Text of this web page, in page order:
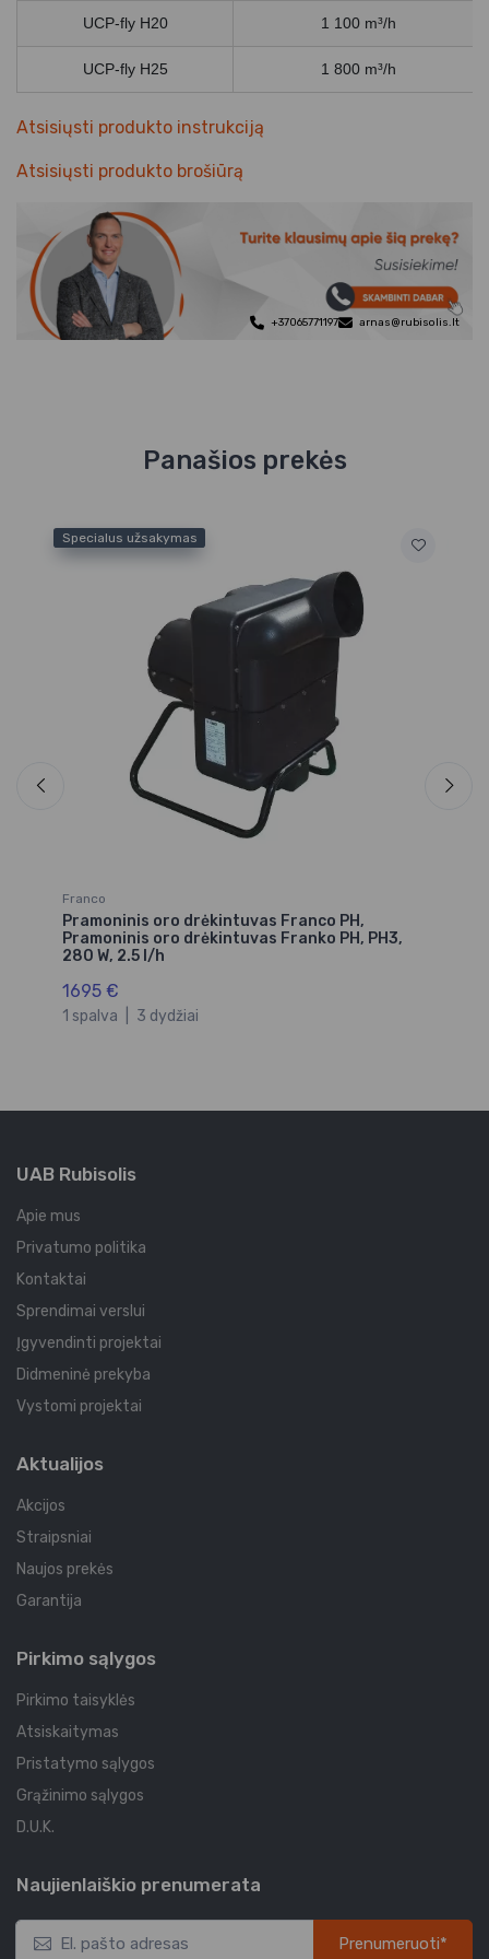
UCP-fly H20 1 100 m³/h
UCP-fly H25 1 800 m³/h
Atsisiųsti produkto instrukciją
Atsisiųsti produkto brošiūrą
+37065771197 arnas@rubisolis.lt
Panašios prekės
Specialus užsakymas
Franco
Pramoninis oro drėkintuvas Franco PH,
Pramoninis oro drėkintuvas Franko PH, PH3,
280 W, 2.5 l/h
1695 €
1 spalva 3 dydžiai
UAB Rubisolis
Apie mus
Privatumo politika
Kontaktai
Sprendimai verslui
Įgyvendinti projektai
Didmeninė prekyba
Vystomi projektai
Aktualijos
Akcijos
Straipsniai
Naujos prekės
Garantija
Pirkimo sąlygos
Pirkimo taisyklės
Atsiskaitymas
Pristatymo sąlygos
Grąžinimo sąlygos
D.U.K.
Naujienlaiškio prenumerata
Prenumeruoti*